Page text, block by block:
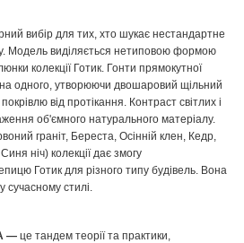
вибір для тих, хто шукає нестандартне
Модель виділяється нетиповою формою
колекції Готик . Гонти прямокутної
одного, утворюючи двошаровий щільний
від протікання. Контраст світлих і
об'ємного натурального матеріалу.
граніт, Береста, Осінній клен, Кедр,
ніч) колекції дає змогу
Готик для різного типу будівель. Вона
сучасному стилі.
— це тандем теорії та практики,